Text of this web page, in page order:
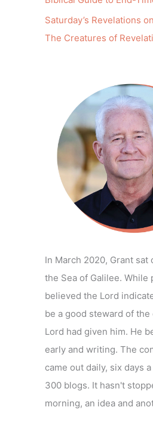
Saturday’s Revelations
The Creatures of
In March 2020, Grant sat
the Sea of Galilee. While
believed the Lord
be a good steward of
Lord had given him. He
early and writing. The
came out daily, six days
300 blogs. It hasn't
morning, an idea and